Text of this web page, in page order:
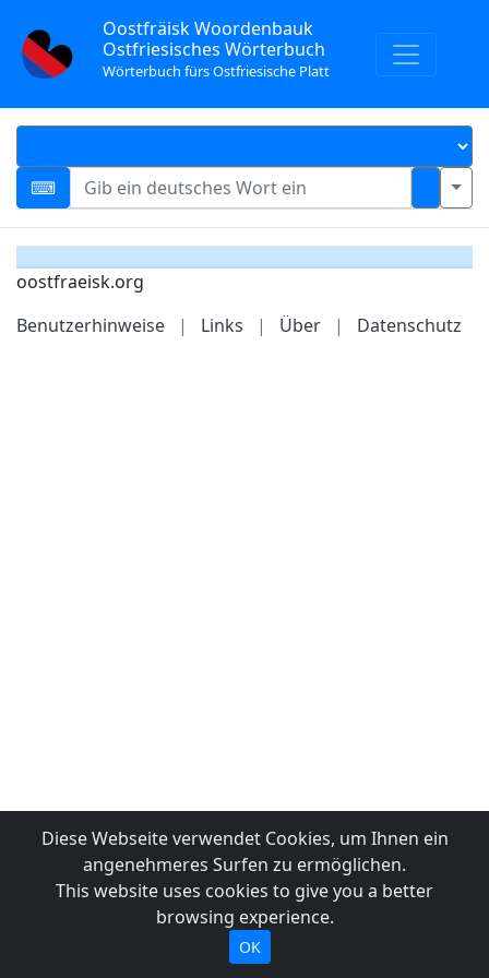
Oostfräisk Woordenbauk
Ostfriesisches Wörterbuch
Wörterbuch fürs Ostfriesische Platt
oostfraeisk.org
Benutzerhinweise
| Links | Über | Datenschutz
Diese Webseite verwendet Cookies, um Ihnen ein
angenehmeres Surfen zu ermöglichen.
This website uses cookies to give you a better
browsing experience.
OK